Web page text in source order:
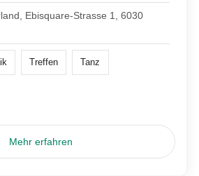
Ebisquare-Strasse 1, 6030
Treffen Tanz
Mehr erfahren